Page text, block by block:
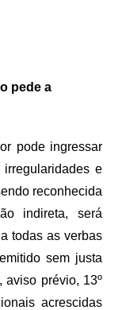
pede a
pode ingressar
e
reconhecida
indireta, será
todas as verbas
sem justa
prévio, 13º
acrescidas